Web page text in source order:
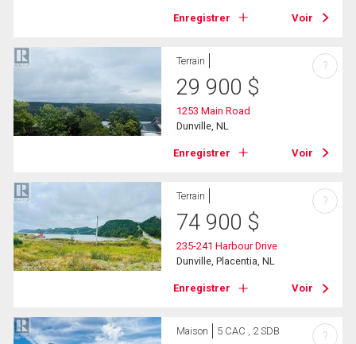
Enregistrer Voir
Terrain
29 900 $
1253 Main Road
Dunville, NL
Enregistrer Voir
?
Terrain
74 900 $
235-241 Harbour Drive
Dunville, Placentia, NL
Enregistrer Voir
?
Maison 5 CAC , 2 SDB ?